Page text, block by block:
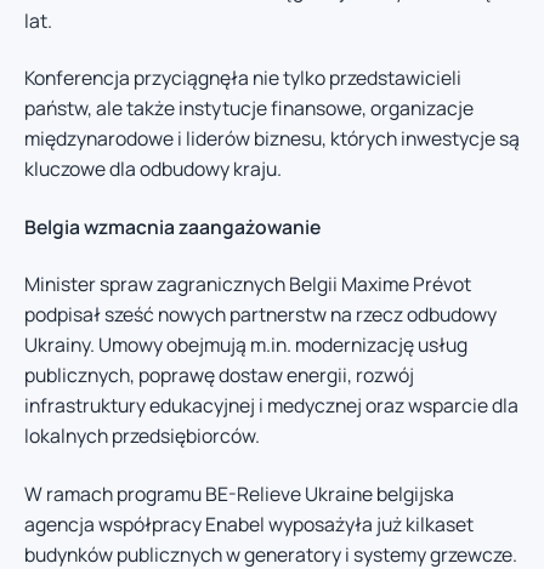
lat.
Konferencja przyciągnęła nie tylko przedstawicieli
państw, ale także instytucje finansowe, organizacje
międzynarodowe i liderów biznesu, których inwestycje są
kluczowe dla odbudowy kraju.
Belgia wzmacnia zaangażowanie
Minister spraw zagranicznych Belgii Maxime Prévot
podpisał sześć nowych partnerstw na rzecz odbudowy
Ukrainy. Umowy obejmują m.in. modernizację usług
publicznych, poprawę dostaw energii, rozwój
infrastruktury edukacyjnej i medycznej oraz wsparcie dla
lokalnych przedsiębiorców.
W ramach programu BE-Relieve Ukraine belgijska
agencja współpracy Enabel wyposażyła już kilkaset
budynków publicznych w generatory i systemy grzewcze.